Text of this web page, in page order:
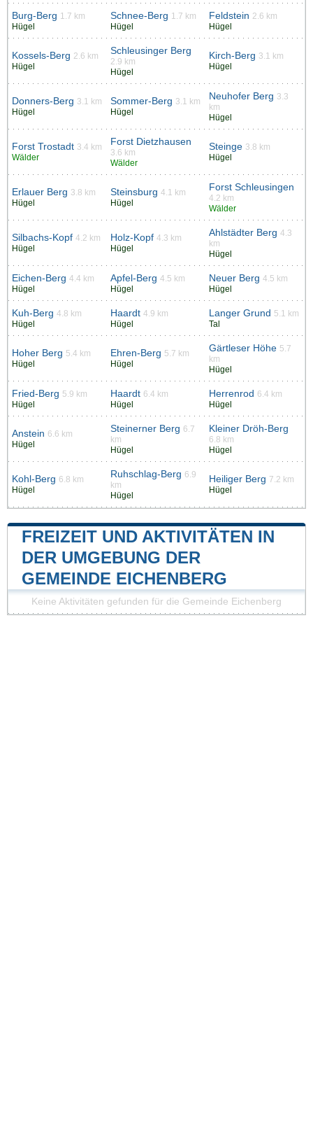
Burg-Berg 1.7 km
Hügel
Schnee-Berg 1.7 km
Hügel
Feldstein 2.6 km
Hügel
Kossels-Berg 2.6 km
Hügel
Schleusinger Berg
2.9 km
Hügel
Kirch-Berg 3.1 km
Hügel
Donners-Berg 3.1 km
Hügel
Sommer-Berg 3.1 km
Hügel
Neuhofer Berg 3.3
km
Hügel
Forst Trostadt 3.4 km
Wälder
Forst Dietzhausen
3.6 km
Wälder
Steinge 3.8 km
Hügel
Erlauer Berg 3.8 km
Hügel
Steinsburg 4.1 km
Hügel
Forst Schleusingen
4.2 km
Wälder
Silbachs-Kopf 4.2 km
Hügel
Holz-Kopf 4.3 km
Hügel
Ahlstädter Berg 4.3
km
Hügel
Eichen-Berg 4.4 km
Hügel
Apfel-Berg 4.5 km
Hügel
Neuer Berg 4.5 km
Hügel
Kuh-Berg 4.8 km
Hügel
Haardt 4.9 km
Hügel
Langer Grund 5.1 km
Tal
Hoher Berg 5.4 km
Hügel
Ehren-Berg 5.7 km
Hügel
Gärtleser Höhe 5.7
km
Hügel
Fried-Berg 5.9 km
Hügel
Haardt 6.4 km
Hügel
Herrenrod 6.4 km
Hügel
Anstein 6.6 km
Hügel
Steinerner Berg 6.7
km
Hügel
Kleiner Dröh-Berg
6.8 km
Hügel
Kohl-Berg 6.8 km
Hügel
Ruhschlag-Berg 6.9
km
Hügel
Heiliger Berg 7.2 km
Hügel
FREIZEIT UND AKTIVITÄTEN IN
DER UMGEBUNG DER
GEMEINDE EICHENBERG
Keine Aktivitäten gefunden für die Gemeinde Eichenberg